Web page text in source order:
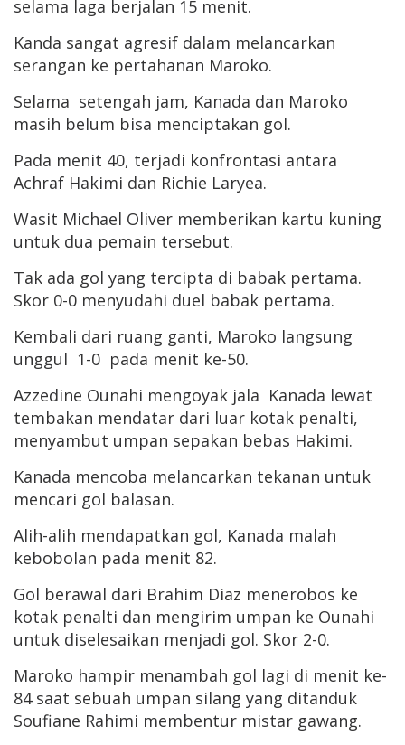
selama laga berjalan 15 menit.
Kanda sangat agresif dalam melancarkan
serangan ke pertahanan Maroko.
Selama setengah jam, Kanada dan Maroko
masih belum bisa menciptakan gol.
Pada menit 40, terjadi konfrontasi antara
Achraf Hakimi dan Richie Laryea.
Wasit Michael Oliver memberikan kartu kuning
untuk dua pemain tersebut.
Tak ada gol yang tercipta di babak pertama.
Skor 0-0 menyudahi duel babak pertama.
Kembali dari ruang ganti, Maroko langsung
unggul 1-0 pada menit ke-50.
Azzedine Ounahi mengoyak jala Kanada lewat
tembakan mendatar dari luar kotak penalti,
menyambut umpan sepakan bebas Hakimi.
Kanada mencoba melancarkan tekanan untuk
mencari gol balasan.
Alih-alih mendapatkan gol, Kanada malah
kebobolan pada menit 82.
Gol berawal dari Brahim Diaz menerobos ke
kotak penalti dan mengirim umpan ke Ounahi
untuk diselesaikan menjadi gol. Skor 2-0.
Maroko hampir menambah gol lagi di menit ke-
84 saat sebuah umpan silang yang ditanduk
Soufiane Rahimi membentur mistar gawang.